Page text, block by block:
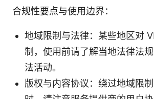
合规性要点与使用边界：
地域限制与法律：某些地区对
制，使用前请了解当地法律法
法活动。
版权与内容协议：绕过地域限